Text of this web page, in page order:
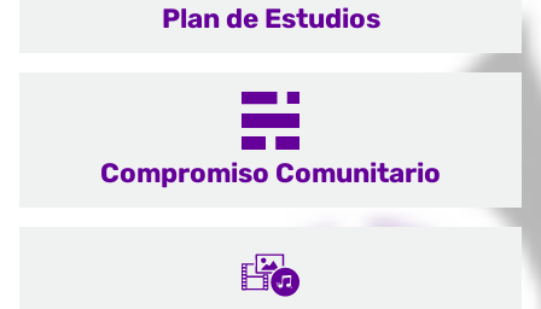
Plan de Estudios
Compromiso Comunitario